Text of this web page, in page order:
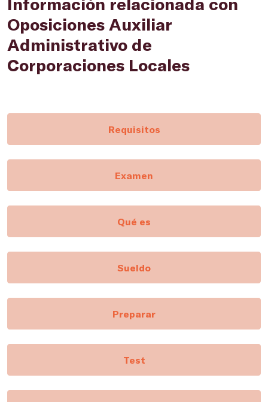
Oposiciones Auxiliar
Administrativo de
Corporaciones Locales
Requisitos
Examen
Qué es
Sueldo
Preparar
Test